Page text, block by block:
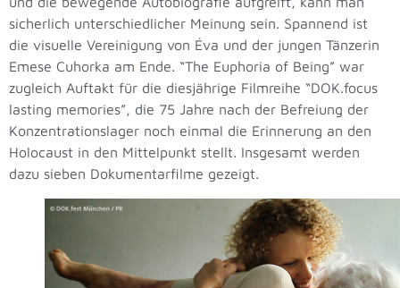
sicherlich unterschiedlicher Meinung sein. Spannend ist
die visuelle Vereinigung von Éva und der jungen Tänzerin
Emese Cuhorka am Ende. “The Euphoria of Being” war
zugleich Auftakt für die diesjährige Filmreihe “DOK.focus
lasting memories”, die 75 Jahre nach der Befreiung der
Konzentrationslager noch einmal die Erinnerung an den
Holocaust in den Mittelpunkt stellt. Insgesamt werden
dazu sieben Dokumentarfilme gezeigt.